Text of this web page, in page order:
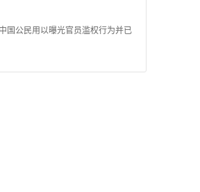
国公民用以曝光官员滥权行为并已